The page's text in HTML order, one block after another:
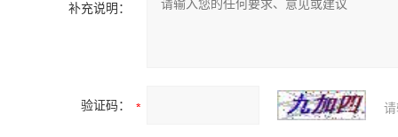
补充说明：
验证码：